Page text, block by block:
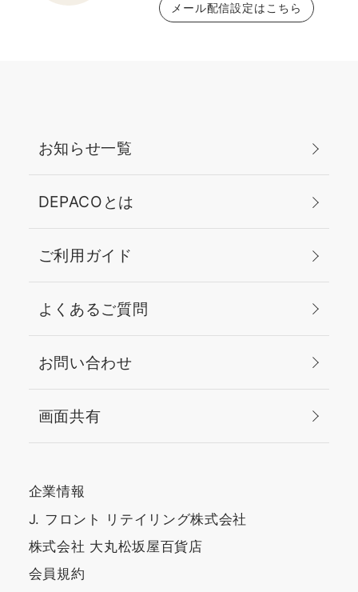
メール配信設定はこちら
お知らせ一覧
DEPACOとは
ご利用ガイド
よくあるご質問
お問い合わせ
画面共有
企業情報
J. フロント リテイリング株式会社
株式会社 大丸松坂屋百貨店
会員規約